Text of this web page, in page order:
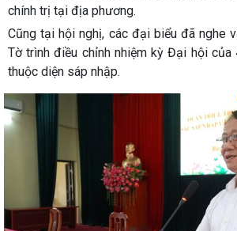
chính trị tại địa phương.
Cũng tại hội nghị, các đại biểu đã nghe
Tờ trình điều chỉnh nhiệm kỳ Đại hội của
thuộc diện sáp nhập.